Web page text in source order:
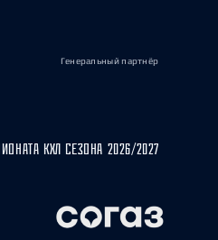
Генеральный партнёр
КХЛ СЕЗОНА 2026/2027